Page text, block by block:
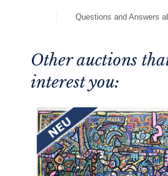
Questions and Answers
Other auctions
interest you: